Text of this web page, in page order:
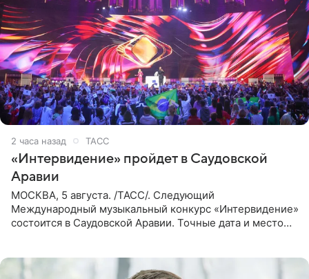
2 часа назад ТАСС
«Интервидение» пройдет в Саудовской
Аравии
МОСКВА, 5 августа. /ТАСС/. Следующий
Международный музыкальный конкурс «Интервидение»
состоится в Саудовской Аравии. Точные дата и место